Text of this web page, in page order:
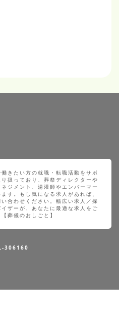
きたい方の就職・転職活動をサポ
扱っており、葬祭ディレクターや
ジメント、湯灌師やエンバーマー
す。もし気になる求人があれば、
合わせください。幅広い求人／採
ザーが、あなたに最適な求人をご
葬儀のおしごと】
-306160